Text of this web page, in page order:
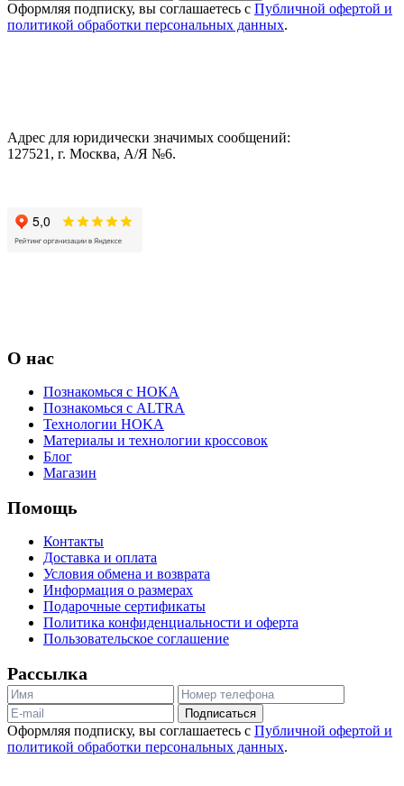
Оформляя подписку, вы соглашаетесь с Публичной офертой и
политикой обработки персональных данных.
Адрес для юридически значимых сообщений:
127521, г. Москва, А/Я №6.
О нас
Познакомься с HOKA
Познакомься с ALTRA
Технологии HOKA
Материалы и технологии кроссовок
Блог
Магазин
Помощь
Контакты
Доставка и оплата
Условия обмена и возврата
Информация о размерах
Подарочные сертификаты
Политика конфиденциальности и оферта
Пользовательское соглашение
Рассылка
Подписаться
Оформляя подписку, вы соглашаетесь с Публичной офертой и
политикой обработки персональных данных.